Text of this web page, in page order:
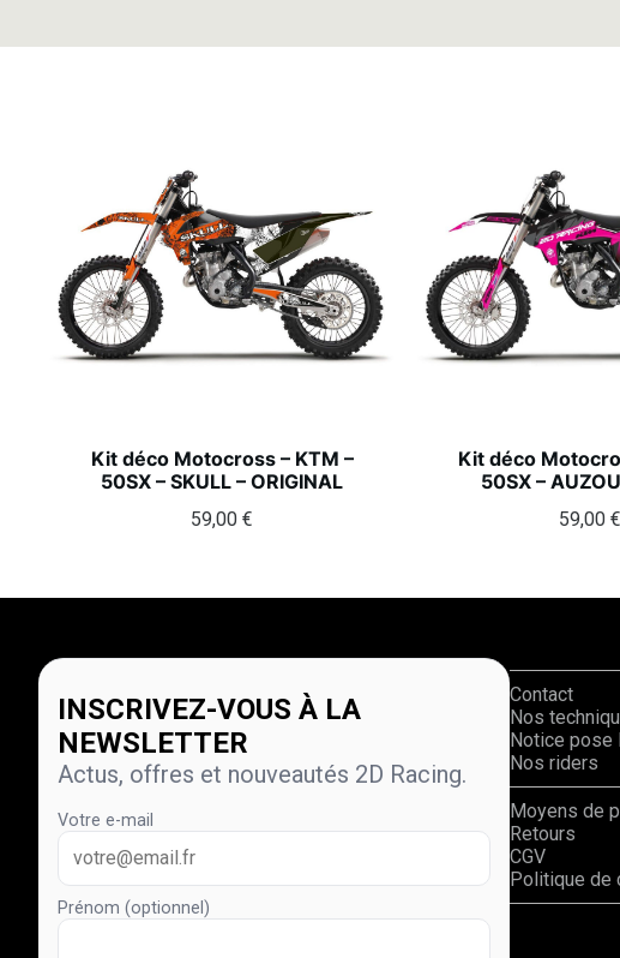
Kit déco Motocross – KTM –
50SX – SKULL – ORIGINAL
59,00€
Kit déco
50SX –
59,00 €
INSCRIVEZ-VOUS À LA
NEWSLETTER
Actus, offres et nouveautés 2D Racing.
Votre e-mail
Prénom (optionnel)
Contact
Nos
Notice pose
Nos riders
Moyens de
Retours
CGV
Politique de